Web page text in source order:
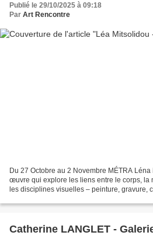
Publié le 29/10/2025 à 09:18
Par Art Rencontre
Du 27 Octobre au 2 Novembre MÉTRA
œuvre qui explore les liens entre le corps, la
les disciplines visuelles – peinture, gravure,
Catherine LANGLET -